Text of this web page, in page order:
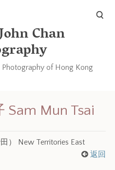
Chan
of Hong Kong
Sam Mun Tsai
） New Territories East
返回